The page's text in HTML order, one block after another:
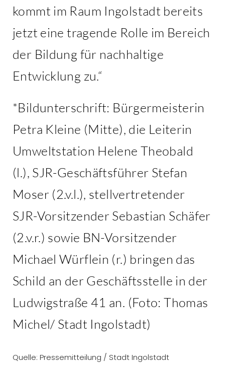
kommt im Raum Ingolstadt bereits
jetzt eine tragende Rolle im Bereich
der Bildung für nachhaltige
Entwicklung zu.“
*Bildunterschrift: Bürgermeisterin
Petra Kleine (Mitte), die Leiterin
Umweltstation Helene Theobald
(l.), SJR-Geschäftsführer Stefan
Moser (2.v.l.), stellvertretender
SJR-Vorsitzender Sebastian Schäfer
(2.v.r.) sowie BN-Vorsitzender
Michael Würflein (r.) bringen das
Schild an der Geschäftsstelle in der
Ludwigstraße 41 an. (Foto: Thomas
Michel/ Stadt Ingolstadt)
Quelle: Pressemitteilung / Stadt Ingolstadt